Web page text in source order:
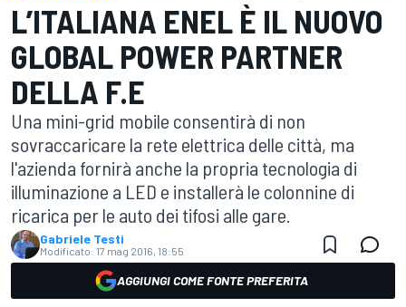
L’ITALIANA ENEL È IL NUOVO
GLOBAL POWER PARTNER
DELLA F.E
Una mini-grid mobile consentirà di non
sovraccaricare la rete elettrica delle città, ma
l'azienda fornirà anche la propria tecnologia di
illuminazione a LED e installerà le colonnine di
ricarica per le auto dei tifosi alle gare.
Gabriele Testi
Modificato: 17 mag 2016, 18:55
AGGIUNGI COME FONTE PREFERITA